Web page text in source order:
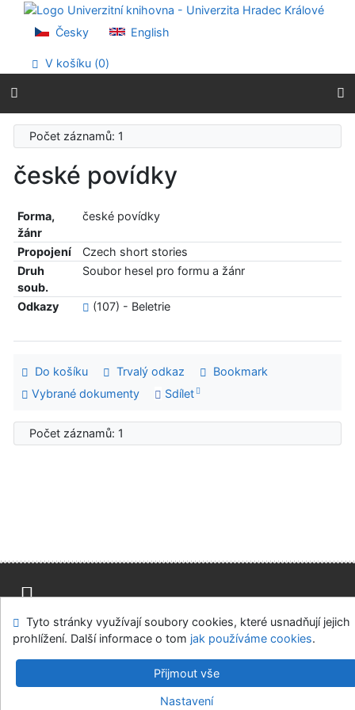
Přejít na obsah
Přejít na menu
Prohlášení o webové přístupnosti
Česky English
V košíku (0)
Počet záznamů: 1
české povídky
Forma,
žánr
české povídky
Propojení
Czech short stories
Druh
soub.
Soubor hesel pro formu a žánr
Odkazy (107) - Beletrie
Do košíku Trvalý odkaz
Bookmark
Vybrané dokumenty
Sdílet
Počet záznamů: 1
Mapa stránek Přístupnost
Soukromí
Modul OpenSearch
Napište nám Nastavení cookies
Univerzitní knihovna - Univerzita Hradec Králové
v.4.8.63a-Cosmotron Bohemia, s.r.o.
Tyto stránky využívají soubory cookies, které usnadňují jejich
prohlížení. Další informace o tom jak používáme cookies.
Přijmout vše
Nastavení